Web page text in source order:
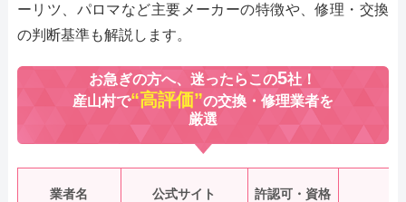
ーリツ、パロマなど主要メーカーの特徴や、修理・交換
の判断基準も解説します。
お急ぎの方へ、迷ったらこの5社！
産山村で“高評価”の交換・修理業者を
厳選
業者名 公式サイト 許認可・資格